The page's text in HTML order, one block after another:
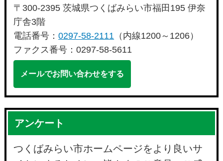
〒300-2395 茨城県つくばみらい市福田195 伊奈
庁舎3階
電話番号：0297-58-2111 （内線1200～1206）
ファクス番号：0297-58-5611
メールでお問い合わせをする
アンケート
つくばみらい市ホームページをより良いサ